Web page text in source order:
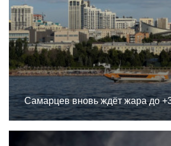
Самарцев вновь ждёт жара до